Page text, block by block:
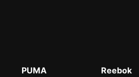
PUMA Reebok